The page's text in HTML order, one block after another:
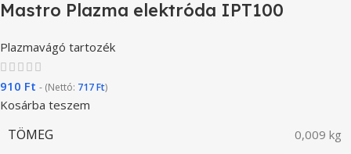
Mastro Plazma elektróda IPT100
Plazmavágó tartozék
910 Ft - (Nettó: 717Ft)
Kosárba teszem
TÖMEG 0,009 kg